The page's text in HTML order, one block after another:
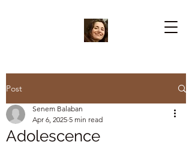
Post
Adolescence
Senem Balaban
Apr 6, 2025 5 min read